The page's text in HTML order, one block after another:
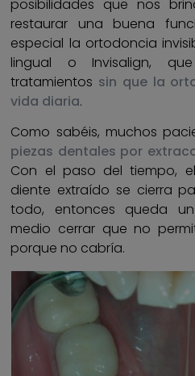
posibilidades que nos
restaurar una buena
especial la ortodoncia
lingual o Invisalign,
tratamientos sin que la
vida diaria.
Como sabéis, muchos
piezas dentales por
Con el paso del tiempo,
diente extraído se cierra
todo, entonces queda
medio cerrar que no
porque no cabría.